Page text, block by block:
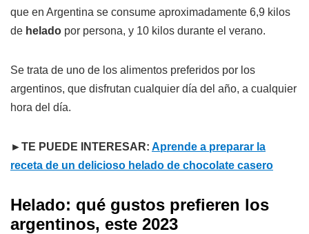
que en Argentina se consume aproximadamente 6,9 kilos
de helado por persona, y 10 kilos durante el verano.
Se trata de uno de los alimentos preferidos por los
argentinos, que disfrutan cualquier día del año, a cualquier
hora del día.
►TE PUEDE INTERESAR: Aprende a preparar la
receta de un delicioso helado de chocolate casero
Helado: qué gustos prefieren los
argentinos, este 2023